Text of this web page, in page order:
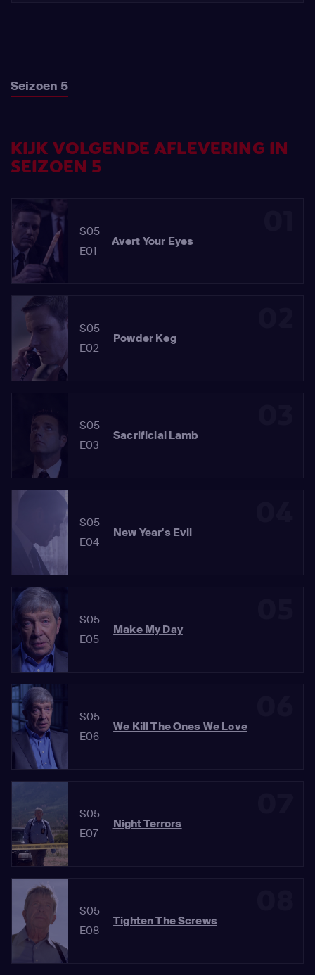
Seizoen 5
KIJK VOLGENDE AFLEVERING IN
SEIZOEN 5
S05
E01
Avert Your Eyes
S05
E02
Powder Keg
S05
E03
Sacrificial Lamb
S05
E04
New Year's Evil
S05
E05
Make My Day
S05
E06
We Kill The Ones We Love
S05
E07
Night Terrors
S05
E08
Tighten The Screws